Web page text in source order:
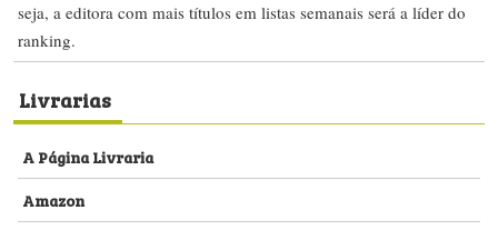
seja, a editora com mais títulos em listas semanais será a líder do
ranking.
Livrarias
A Página Livraria
Amazon